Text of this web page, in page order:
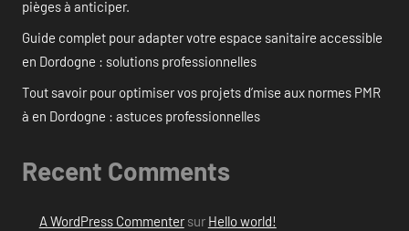
pièges à anticiper.
Guide complet pour adapter votre espace sanitaire accessible
en Dordogne : solutions professionnelles
Tout savoir pour optimiser vos projets d’mise aux normes PMR
à en Dordogne : astuces professionnelles
Recent Comments
A WordPress Commentersur Hello world!